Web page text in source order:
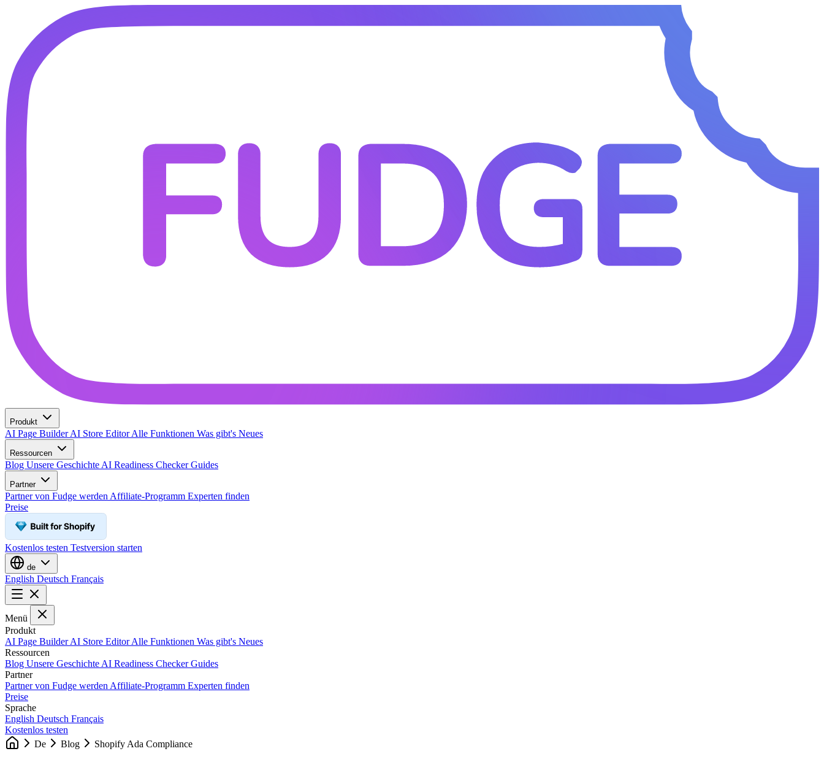
Produkt
AI Page BuilderAI Store EditorAlle Funktionen Was gibt's Neues
Ressourcen
Blog Unsere Geschichte AI Readiness CheckerGuides
Partner
Partner von Fudge werden Affiliate-Programm Experten finden
Preise
Kostenlos testen Testversion starten
de
English Deutsch Français
Menü
Produkt
AI Page BuilderAI Store EditorAlle Funktionen Was gibt's Neues
Ressourcen
Blog Unsere Geschichte AI Readiness CheckerGuides
Partner
Partner von Fudge werden Affiliate-Programm Experten finden
Preise
Sprache
English Deutsch Français
Kostenlos testen
De
Blog Shopify Ada Compliance